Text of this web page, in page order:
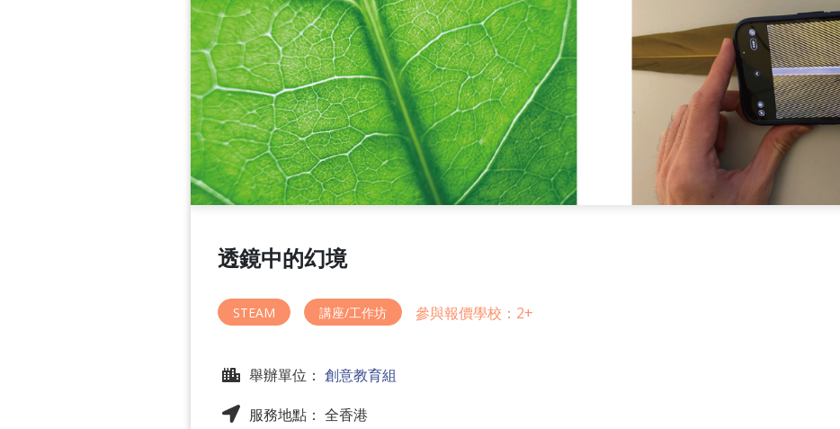
透鏡中的幻境
STEAM 講座/工作坊 參與報價學校：2+
舉辦單位： 創意教育組
服務地點： 全香港